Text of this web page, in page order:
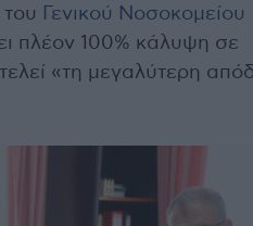
Γενικού Νοσοκομείου
πλέον 100% κάλυψη σε
«τη μεγαλύτερη